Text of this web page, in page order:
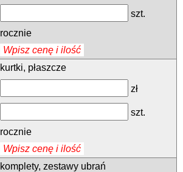
szt.
rocznie
Wpisz cenę i ilość
kurtki, płaszcze
zł
szt.
rocznie
Wpisz cenę i ilość
komplety, zestawy ubrań